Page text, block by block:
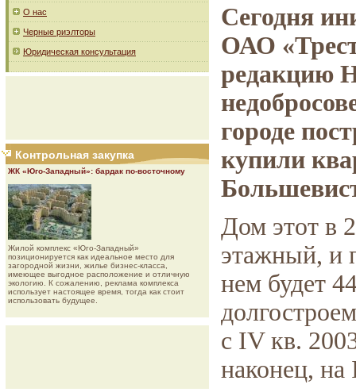
О нас
Черные риэлторы
Юридическая консультация
Контрольная закупка
ЖК «Юго-Западный»: бардак по-восточному
Жилой комплекс «Юго-Западный»
позиционируется как идеальное место для
загородной жизни, жилье бизнес-класса,
имеющее выгодное расположение и отличную
экологию. К сожалению, реклама комплекса
использует настоящее время, тогда как стоит
использовать будущее.
Сегодня
ОАО
редакцию
городе
купили
Дом этот в
этажный, и
нем будет
с IV кв.
наконец, на